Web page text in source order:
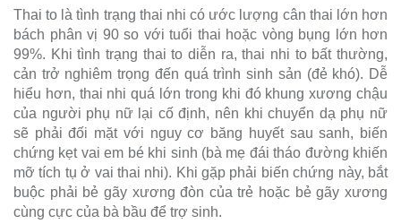
Thai to là tình trạng thai nhi có ước lượng cân thai lớn hơn
bách phân vị 90 so với tuổi thai hoặc vòng bụng lớn hơn
99%. Khi tình trạng thai to diễn ra, thai nhi to bất thường,
cản trở nghiêm trọng đến quá trình sinh sản (đẻ khó). Dễ
hiểu hơn, thai nhi quá lớn trong khi đó khung xương chậu
của người phụ nữ lại cố định, nên khi chuyển dạ phụ nữ
sẽ phải đối mặt với nguy cơ băng huyết sau sanh, biến
chứng kẹt vai em bé khi sinh (bà mẹ đái tháo đường khiến
mỡ tích tụ ở vai thai nhi). Khi gặp phải biến chứng này, bắt
buộc phải bẻ gãy xương đòn của trẻ hoặc bẻ gãy xương
cùng cực của bà bầu để trợ sinh.